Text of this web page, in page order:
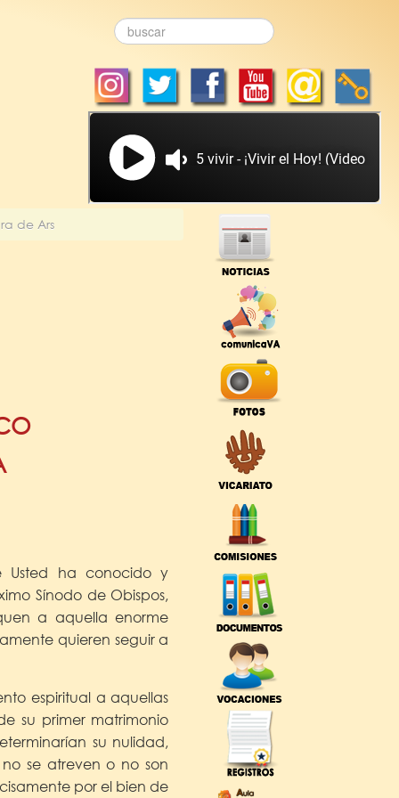
de Ars
Usted ha conocido y
Sínodo de Obispos,
a aquella enorme
quieren seguir a
espiritual a aquellas
su primer matrimonio
su nulidad,
se atreven o no son
por el bien de